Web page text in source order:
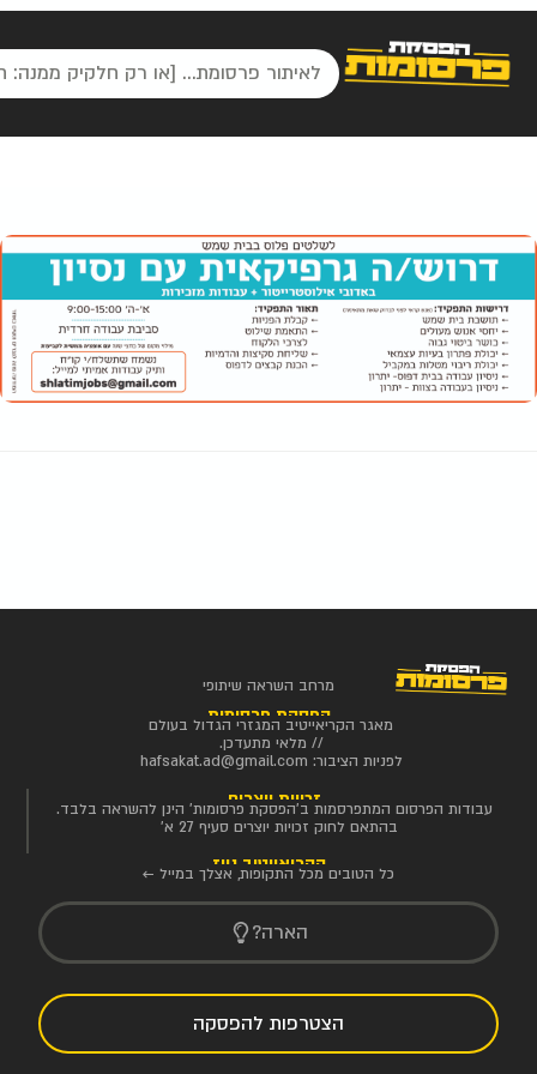
מרחב השראה שיתופי
הפסקת פרסומות
מאגר הקריאייטיב המגזרי הגדול בעולם
// מלאי מתעדכן.
לפניות הציבור: hafsakat.ad@gmail.com
זכויות יוצרים
עבודות הפרסום המתפרסמות ב'הפסקת פרסומות' הינן להשראה בלבד.
בהתאם לחוק זכויות יוצרים סעיף 27 א'
הקריאייטיב ניוז
כל הטובים מכל התקופות, אצלך במייל ←
הארה?
הצטרפות להפסקה